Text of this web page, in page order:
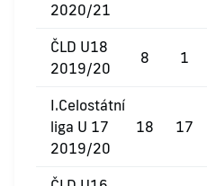
2020/21
ČLD U18
2019/20
8 1
I.Celostátní
liga U 17
2019/20
18 17